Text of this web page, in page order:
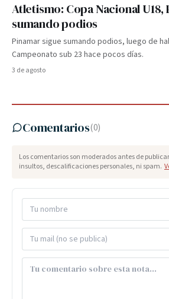
Atletismo: Copa Nacional U18,
sumando podios
Pinamar sigue sumando podios, luego de
Campeonato sub 23 hace pocos días.
3 de agosto
Comentarios(0)
Los comentarios son moderados antes de
insultos, descalificaciones personales, ni spam.